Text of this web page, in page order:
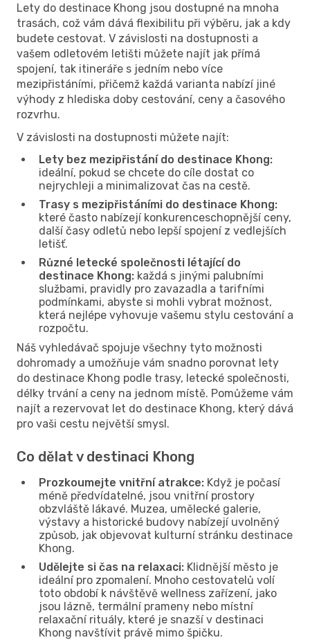
Lety do destinace Khong jsou dostupné na mnoha
trasách, což vám dává flexibilitu při výběru, jak a kdy
budete cestovat. V závislosti na dostupnosti a
vašem odletovém letišti můžete najít jak přímá
spojení, tak itineráře s jedním nebo více
mezipřistáními, přičemž každá varianta nabízí jiné
výhody z hlediska doby cestování, ceny a časového
rozvrhu.
V závislosti na dostupnosti můžete najít:
Lety bez mezipřistání do destinace Khong:
ideální, pokud se chcete do cíle dostat co
nejrychleji a minimalizovat čas na cestě.
Trasy s mezipřistáními do destinace Khong:
které často nabízejí konkurenceschopnější ceny,
další časy odletů nebo lepší spojení z vedlejších
letišť.
Různé letecké společnosti létající do
destinace Khong: každá s jinými palubními
službami, pravidly pro zavazadla a tarifními
podmínkami, abyste si mohli vybrat možnost,
která nejlépe vyhovuje vašemu stylu cestování a
rozpočtu.
Náš vyhledávač spojuje všechny tyto možnosti
dohromady a umožňuje vám snadno porovnat lety
do destinace Khong podle trasy, letecké společnosti,
délky trvání a ceny na jednom místě. Pomůžeme vám
najít a rezervovat let do destinace Khong, který dává
pro vaši cestu největší smysl.
Co dělat v destinaci Khong
Prozkoumejte vnitřní atrakce: Když je počasí
méně předvídatelné, jsou vnitřní prostory
obzvláště lákavé. Muzea, umělecké galerie,
výstavy a historické budovy nabízejí uvolněný
způsob, jak objevovat kulturní stránku destinace
Khong.
Udělejte si čas na relaxaci: Klidnější město je
ideální pro zpomalení. Mnoho cestovatelů volí
toto období k návštěvě wellness zařízení, jako
jsou lázně, termální prameny nebo místní
relaxační rituály, které je snazší v destinaci
Khong navštívit právě mimo špičku.